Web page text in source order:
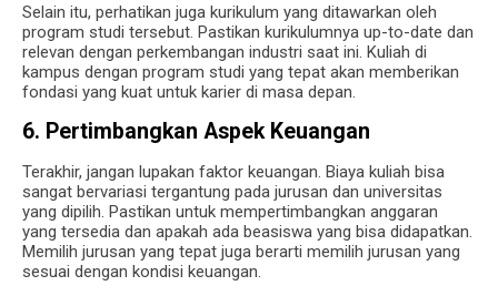
Selain itu, perhatikan juga kurikulum yang ditawarkan oleh
program studi tersebut. Pastikan kurikulumnya up-to-date dan
relevan dengan perkembangan industri saat ini. Kuliah di
kampus dengan program studi yang tepat akan memberikan
fondasi yang kuat untuk karier di masa depan.
6. Pertimbangkan Aspek Keuangan
Terakhir, jangan lupakan faktor keuangan. Biaya kuliah bisa
sangat bervariasi tergantung pada jurusan dan universitas
yang dipilih. Pastikan untuk mempertimbangkan anggaran
yang tersedia dan apakah ada beasiswa yang bisa didapatkan.
Memilih jurusan yang tepat juga berarti memilih jurusan yang
sesuai dengan kondisi keuangan.